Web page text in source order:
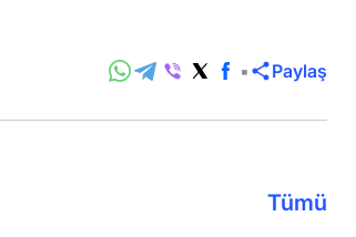
Paylaş
Tümü